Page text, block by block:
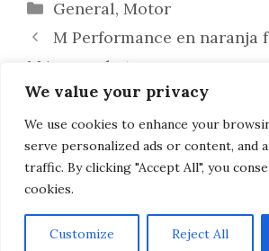
We value your privacy
We use cookies to enhance your
serve personalized ads or content, and
traffic. By clicking "Accept All", you
cookies.
Customize Reject All
Categorías
General, Motor
M Performance en naranja
M4 pasa al ataque
¿Una tarde de cine perfecta
partir de ahora en la parte
Serie 7
AVISO LEGAL, POLITICA DE